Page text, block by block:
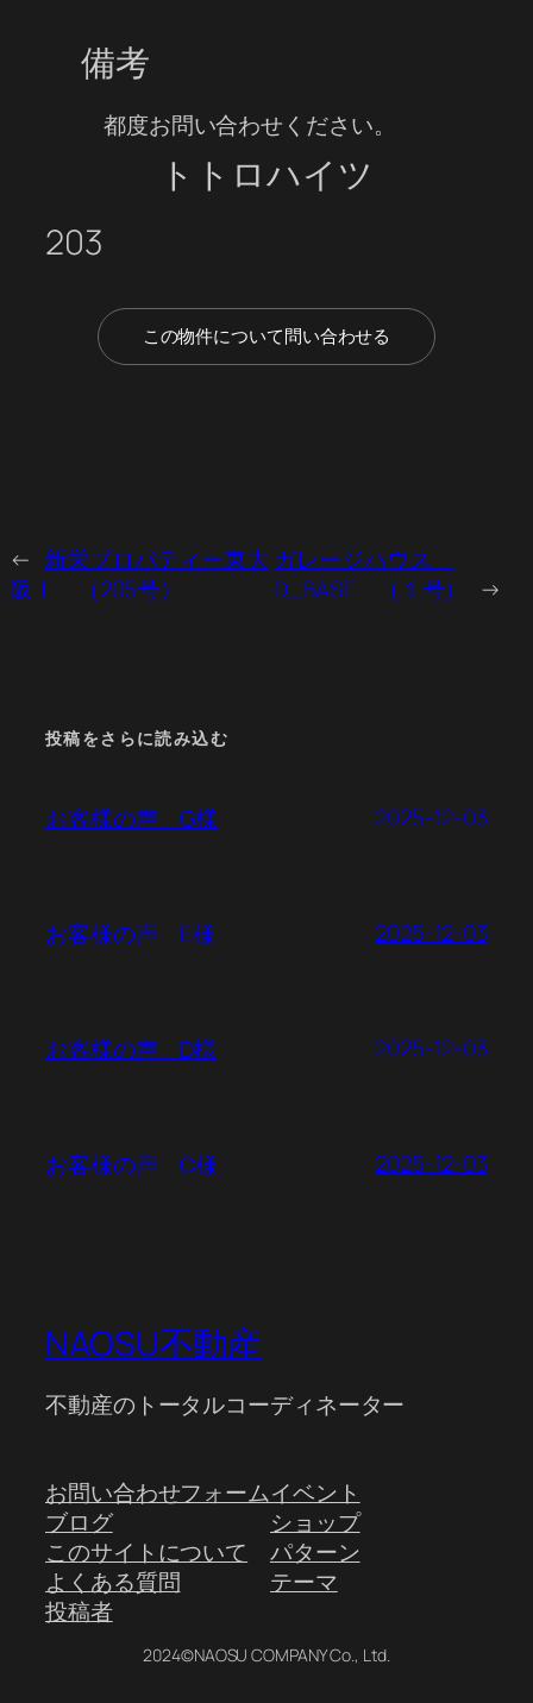
備考
都度お問い合わせください。
トトロハイツ
203
この物件について問い合わせる
← 新栄プロパティー東大
阪Ⅰ （205号）
ガレージハウス
D_BASE （１号）
→
投稿をさらに読み込む
お客様の声 G様 2025-12-03
お客様の声 E様 2025-12-03
お客様の声 D様 2025-12-03
お客様の声 C様 2025-12-03
NAOSU不動産
不動産のトータルコーディネーター
お問い合わせフォーム
ブログ
このサイトについて
よくある質問
投稿者
イベント
ショップ
パターン
テーマ
2024©NAOSU COMPANY Co., Ltd.